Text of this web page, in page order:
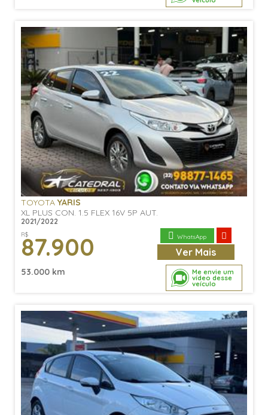
Me envie um
vídeo desse
veículo
TOYOTA YARIS
XL PLUS CON. 1.5 FLEX 16V 5P AUT.
2021/2022
R$
87.900 WhatsApp
Ver Mais
53.000 km